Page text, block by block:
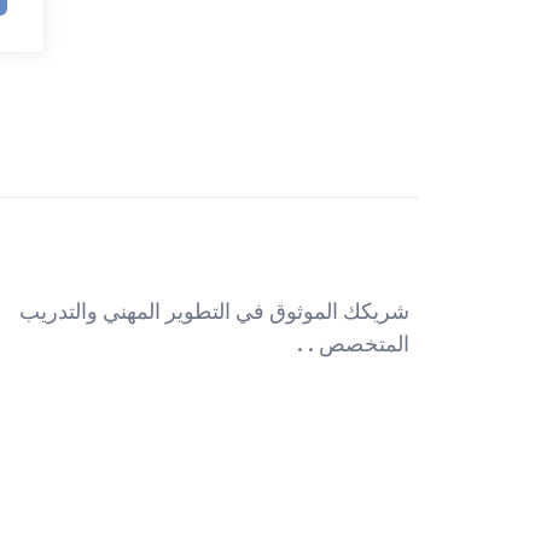
شريكك الموثوق في التطوير المهني والتدريب
المتخصص . .